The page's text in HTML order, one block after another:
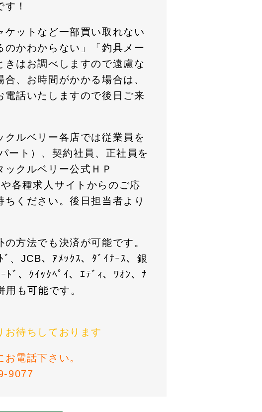
！
ットなど一部買い取れない
かわからない」「釣具メー
はお調べしますので遠慮な
、お時間がかかる場合は、
話いたしますので後日ご来
ルベリー各店では従業員を
ート）、契約社員、正社員を
クルベリー公式ＨＰ
や各種求人サイトからのご応
ください。後日担当者より
方法でも決済が可能です。
、JCB、ｱﾒｯｸｽ、ﾀﾞｲﾅｰｽ、銀
ﾞ、ｸｲｯｸﾍﾟｲ、ｴﾃﾞｨ、ﾜｵﾝ、ﾅ
も可能です。
お待ちしております
電話下さい。
9077